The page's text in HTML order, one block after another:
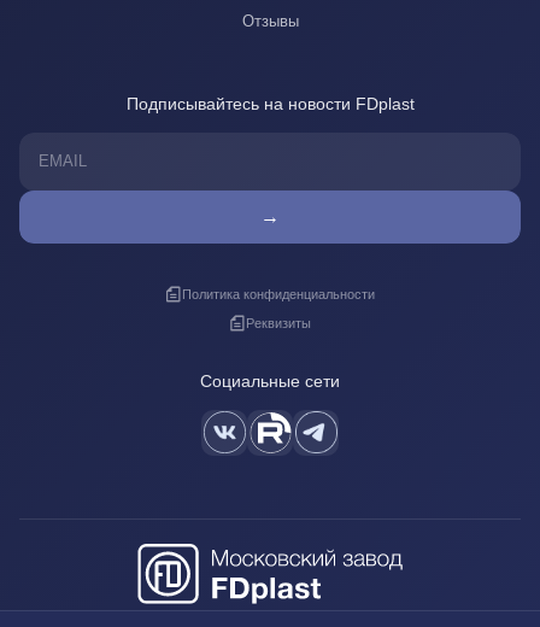
Отзывы
Подписывайтесь на новости FDplast
→
Политика конфиденциальности
Реквизиты
Социальные сети